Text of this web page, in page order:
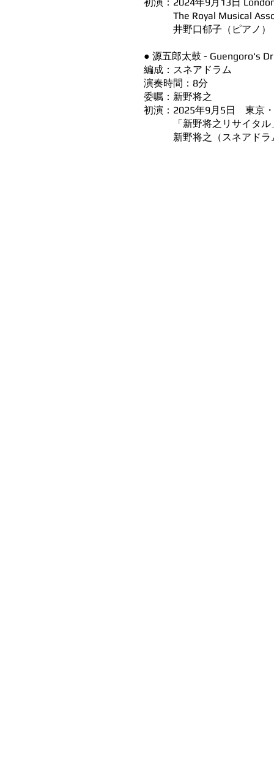
The Royal Musical
井野口郁子（ピアノ）
● 源五郎太鼓 - Guengoro's
編成：スネアドラム
演奏時間：8分
委嘱：新野将之
初演：2025年9月5日 東京
「新野将之リサイタル
新野将之（スネアドラ